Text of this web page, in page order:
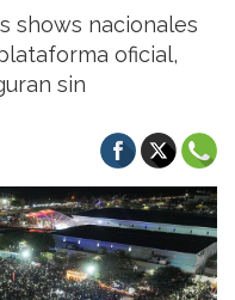
shows nacionales
oficial,
sin